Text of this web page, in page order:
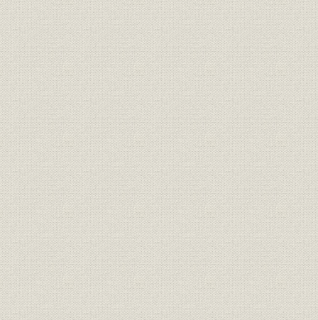
徳川夢声
第五章
東郷青児
獅子文六
土岐善麿
西条八十
第六章
横山隆一
森田たま
藤倉修一
岡本太郎